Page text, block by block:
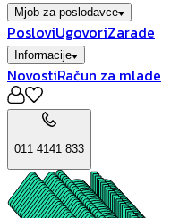
Mjob za poslodavce
PosloviUgovoriZarade
Informacije
NovostiRačun za mlade
011 4141 833